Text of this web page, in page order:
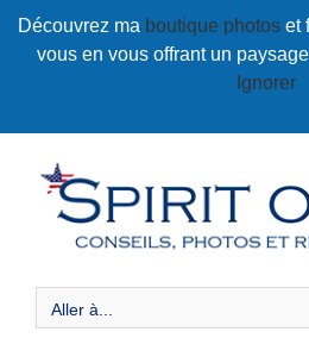
Découvrez ma boutique photos et
vous en vous offrant un
Ignorer
contenu
Aller à...